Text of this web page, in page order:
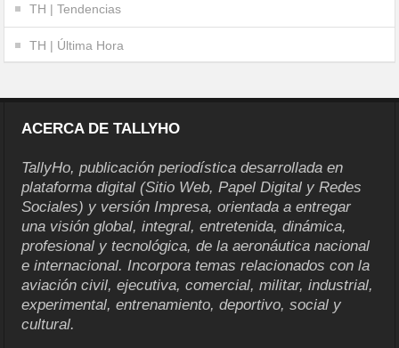
TH | Tendencias
TH | Última Hora
ACERCA DE TALLYHO
TallyHo, publicación periodística desarrollada en
plataforma digital (Sitio Web, Papel Digital y Redes
Sociales) y versión Impresa, orientada a entregar
una visión global, integral, entretenida, dinámica,
profesional y tecnológica, de la aeronáutica nacional
e internacional. Incorpora temas relacionados con la
aviación civil, ejecutiva, comercial, militar, industrial,
experimental, entrenamiento, deportivo, social y
cultural.